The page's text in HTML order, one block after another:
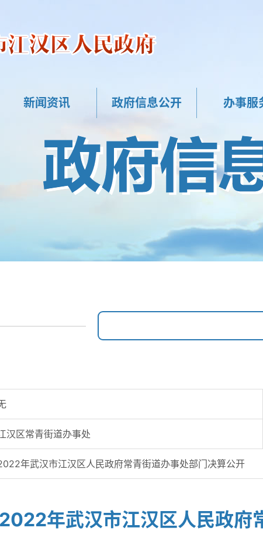
新闻资讯 政府信息公开 办事服
汉区常青街道办事处
年武汉市江汉区人民政府常青街道办事处部门决算公开
2022年武汉市江汉区人民政府